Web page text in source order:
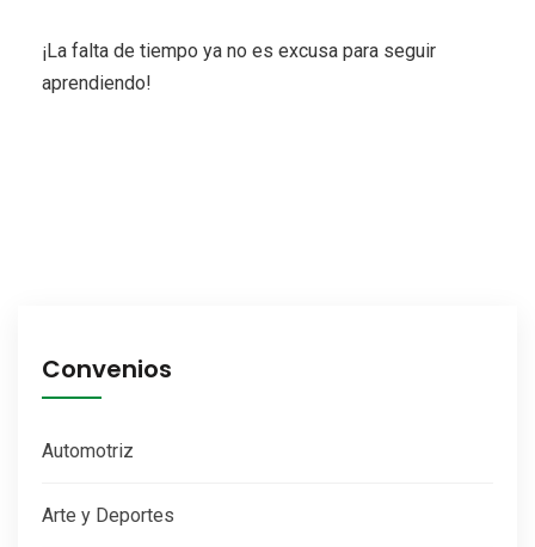
¡La falta de tiempo ya no es excusa para seguir
aprendiendo!
Convenios
Automotriz
Arte y Deportes